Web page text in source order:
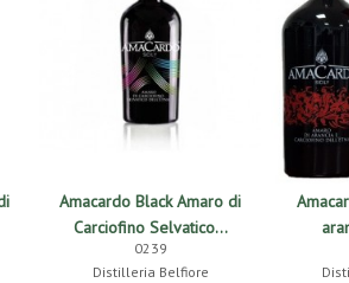
Amacardo Black Amaro di
Carciofino Selvatico...
0239
Distilleria Belfiore